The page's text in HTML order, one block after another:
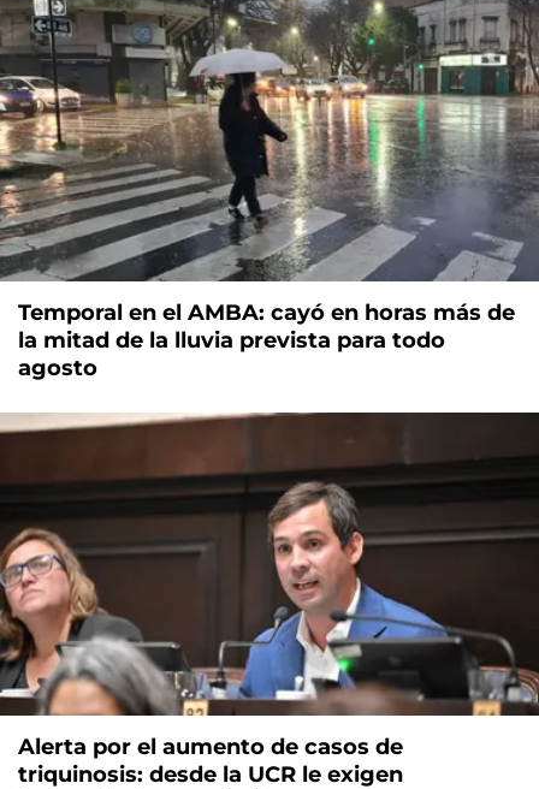
Temporal en el AMBA: cayó en horas más de
la mitad de la lluvia prevista para todo
agosto
Alerta por el aumento de casos de
triquinosis: desde la UCR le exigen